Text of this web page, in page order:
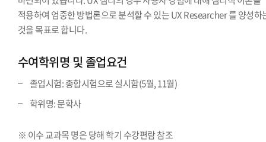
적용하여 엄중한 방법론으로 분석할 수 있는 UX Researcher 를 양성하
것을 목표로 합니다.
수여학위명 및 졸업요건
졸업시험: 종합시험으로 실시함(5월, 11월)
학위명: 문학사
※ 이수 교과목 명은 당해 학기 수강편람 참조